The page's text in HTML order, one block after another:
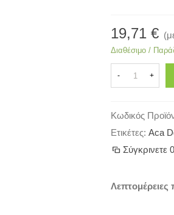
19,71 €
Διαθέσιμο /
- +
Κωδικός
Ετικέτες: Aca
Σύγκρινετε 0
Λεπτομέρειες